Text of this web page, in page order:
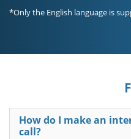
*Only the English language is
How do I make an
call?